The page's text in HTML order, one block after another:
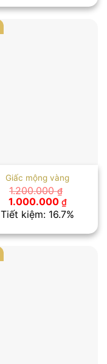
Giấc mộng vàng
1.200.000₫
Giá
gốc
là:
1.000.000 ₫Giá
hiện
tại
Tiết kiệm: 16.7%